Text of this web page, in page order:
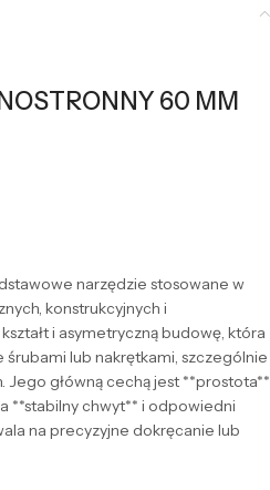
60 MM
narzędzie stosowane w
konstrukcyjnych i
i asymetryczną budowę, która
lub nakrętkami, szczególnie
główną cechą jest **prostota**
**stabilny chwyt** i odpowiedni
na precyzyjne dokręcanie lub